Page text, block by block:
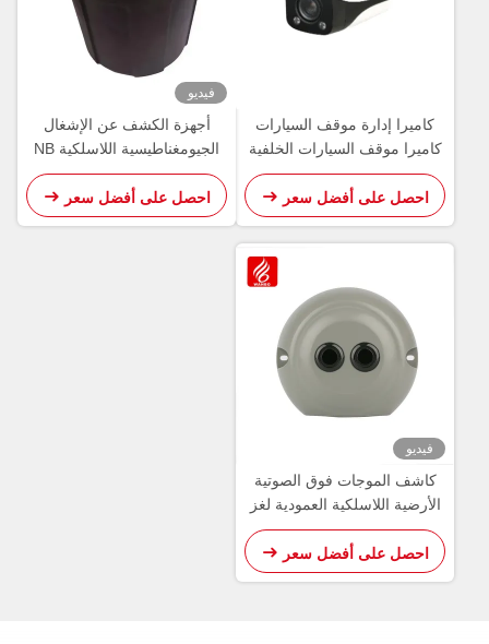
كاميرا إدارة موقف السيارات
كاميرا موقف السيارات الخلفية
WBP-T03V-RF
احصل على أفضل سعر
فيديو
أجهزة الكشف عن الإشغال
الجيومغناطيسية اللاسلكية NB
IoT
احصل على أفضل سعر
فيديو
كاشف الموجات فوق الصوتية
الأرضية اللاسلكية العمودية لغز
LoRa
احصل على أفضل سعر